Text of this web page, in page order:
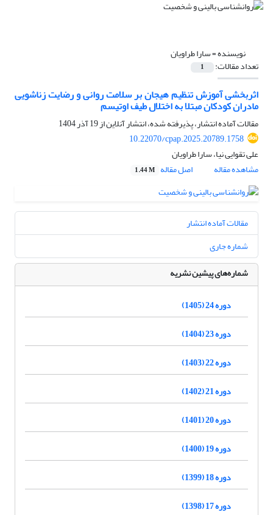
نویسنده =سارا طراویان
تعداد مقالات: 1
اثربخشی آموزش تنظیم هیجان بر سلامت روانی و رضایت زناشویی
مادران کودکان مبتلا به اختلال طیف اوتیسم
مقالات آماده انتشار، پذیرفته شده، انتشار آنلاین از19 آذر 1404
10.22070/cpap.2025.20789.1758
علی تقوایی نیا، سارا طراویان
مشاهده مقاله
اصل مقاله 1.44 M
مقالات آماده انتشار
شماره جاری
شماره‌های پیشین نشریه
دوره 24 (1405)
دوره 23 (1404)
دوره 22 (1403)
دوره 21 (1402)
دوره 20 (1401)
دوره 19 (1400)
دوره 18 (1399)
دوره 17 (1398)